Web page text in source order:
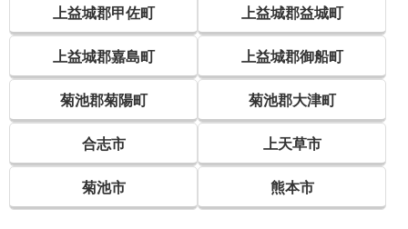
上益城郡甲佐町 上益城郡益城町
上益城郡嘉島町 上益城郡御船町
菊池郡菊陽町 菊池郡大津町
合志市 上天草市
菊池市 熊本市